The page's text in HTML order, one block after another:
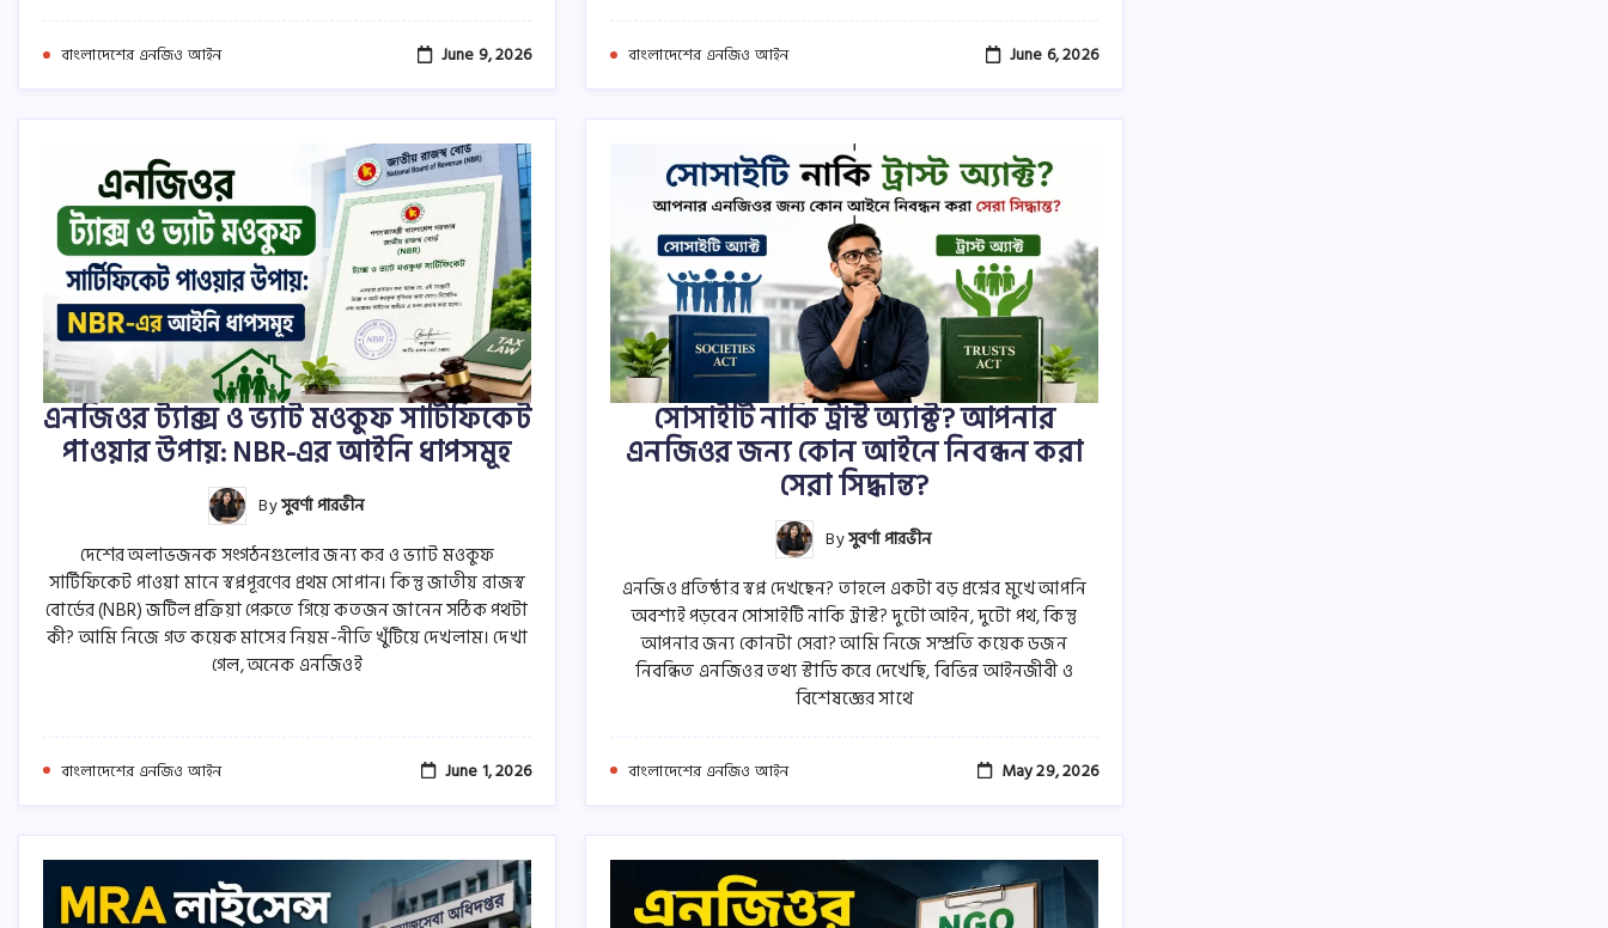
বাংলাদেশের এনজিও আইন June 9, 2026 বাংলাদেশের এনজিও আইন June 6, 2026
এনজিওর ট্যাক্স ও ভ্যাট মওকুফ সার্টিফিকেট
পাওয়ার উপায়: NBR-এর আইনি ধাপসমূহ
Byসুবর্ণা পারভীন
দেশের অলাভজনক সংগঠনগুলোর জন্য কর ও ভ্যাট মওকুফ
সার্টিফিকেট পাওয়া মানে স্বপ্নপূরণের প্রথম সোপান। কিন্তু জাতীয় রাজস্ব
বোর্ডের (NBR) জটিল প্রক্রিয়া পেরুতে গিয়ে কতজন জানেন সঠিক পথটা
কী? আমি নিজে গত কয়েক মাসের নিয়ম-নীতি খুঁটিয়ে দেখলাম। দেখা
গেল, অনেক এনজিওই
বাংলাদেশের এনজিও আইন June 1, 2026
সোসাইটি নাকি ট্রাস্ট অ্যাক্ট? আপনার
এনজিওর জন্য কোন আইনে নিবন্ধন করা
সেরা সিদ্ধান্ত?
Byসুবর্ণা পারভীন
এনজিও প্রতিষ্ঠার স্বপ্ন দেখছেন? তাহলে একটা বড় প্রশ্নের মুখে আপনি
অবশ্যই পড়বেন সোসাইটি নাকি ট্রাস্ট? দুটো আইন, দুটো পথ, কিন্তু
আপনার জন্য কোনটা সেরা? আমি নিজে সম্প্রতি কয়েক ডজন
নিবন্ধিত এনজিওর তথ্য স্টাডি করে দেখেছি, বিভিন্ন আইনজীবী ও
বিশেষজ্ঞের সাথে
বাংলাদেশের এনজিও আইন May 29, 2026